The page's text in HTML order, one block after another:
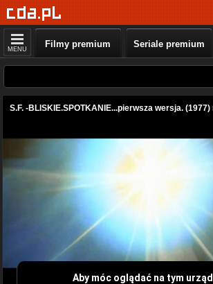
MENU Filmy premium Seriale premium
S.F. -BLISKIE.SPOTKANIE...pierwsza wersja.
Aby móc oglądać na tym